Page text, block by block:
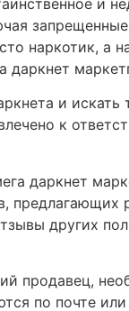
и
наркотик, а
и
к
даркнет
предлагающих
других
продавец,
по почте